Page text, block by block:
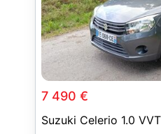
7 490 €
Suzuki Celerio 1.0